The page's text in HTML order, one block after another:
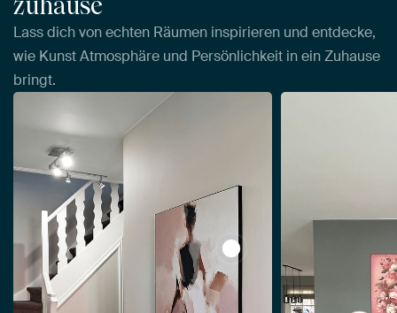
zuhause
Lass dich von echten Räumen inspirieren und entdecke,
wie Kunst Atmosphäre und Persönlichkeit in ein Zuhause
bringt.
View Abstrakte Frau,